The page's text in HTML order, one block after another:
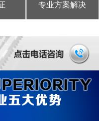
专业方案解决